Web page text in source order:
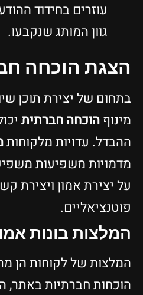
עוזרים בחידוד
גוון המותג שנקבעו.
הצגת הוכחה
בתחום של יצירת תוכן
מינוףהוכחה חברתית
ההבדל. עדויות מלקוחות
מדמויות משפיעות
על יצירת אמון ויצירת
פוטנציאליים.
המלצות בונות
המלצות של לקוחות הן
הוכחות חברתיות באתר,